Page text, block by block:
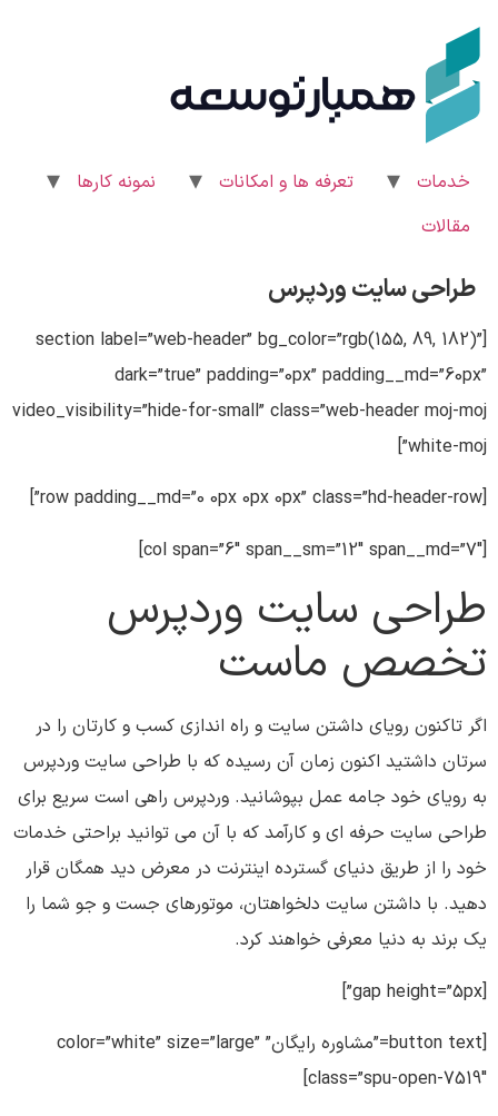
محتوا
خدمات تعرفه ها و امکانات
نمونه کارها
مقالات
طراحی سایت‌ وردپرس
[section label=”web-header” bg_color=”rgb(155, 89, 182)”
dark=”true” padding=”0px” padding__md=”60px”
video_visibility=”hide-for-small” class=”web-header moj-moj
white-moj”]
[row padding__md=”0 0px 0px 0px” class=”hd-header-row”]
[col span=”6″ span__sm=”12″ span__md=”7″]
طراحی سایت‌ وردپرس
تخصص ماست
اگر تاکنون رویای داشتن سایت و راه اندازی کسب و کارتان را در
سرتان داشتید اکنون زمان آن رسیده که با طراحی سایت‌ وردپرس
به رویای خود جامه عمل بپوشانید. وردپرس راهی است سریع برای
طراحی سایت حرفه ای و کارآمد که با آن می توانید براحتی خدمات
خود را از طریق دنیای گسترده اینترنت در معرض دید همگان قرار
دهید. با داشتن سایت دلخواهتان، موتورهای جست و جو شما را
یک برند به دنیا معرفی خواهند کرد.
[gap height=”5px”]
[button text=”مشاوره رایگان” color=”white” size=”large”
class=”spu-open-7519″]